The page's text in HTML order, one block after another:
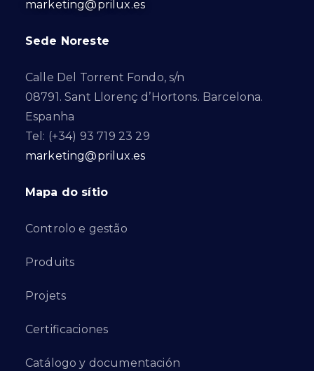
marketing@prilux.es
Sede Noreste
Calle Del Torrent Fondo, s/n
08791. Sant Llorenç d’Hortons. Barcelona.
Espanha
Tel: (+34) 93 719 23 29
marketing@prilux.es
Mapa do sítio
Controlo e gestão
Produits
Projets
Certificaciones
Catálogo y documentación